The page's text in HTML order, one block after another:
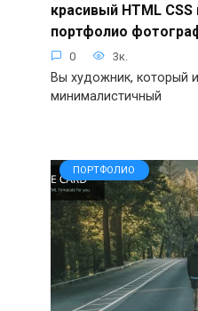
красивый HTML
портфолио
0 3к.
Вы художник, который
минималистичный
ПОРТФОЛИО